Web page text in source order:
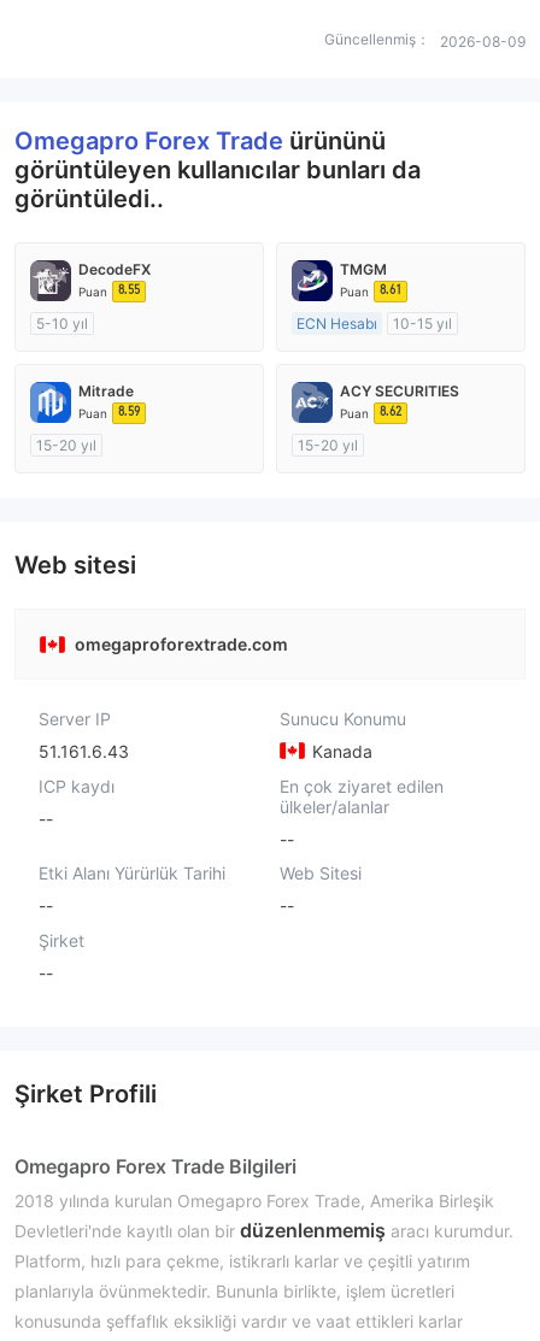
Güncellenmiş： 2026-08-09
Omegapro Forex Trade ürününü
görüntüleyen kullanıcılar bunları da
görüntüledi..
DecodeFX
Puan 8.55
5-10 yıl
Pazar Yapıcılık (MM)
MT4 Tam Lisans
TMGM
Puan 8.61
ECN Hesabı
10-15 yıl
Pazar Yapıcılık (MM)
MT4 Tam Lisans
Mitrade
Puan 8.59
15-20 yıl
ACY SECURITIES
Puan 8.62
15-20 yıl
Web sitesi
omegaproforextrade.com
Server IP
51.161.6.43
Sunucu Konumu
Kanada
ICP kaydı
--
En çok ziyaret edilen
ülkeler/alanlar
--
Etki Alanı Yürürlük Tarihi
--
Web Sitesi
--
Şirket
--
Şirket Profili
Omegapro Forex Trade Bilgileri
2018 yılında kurulan Omegapro Forex Trade, Amerika Birleşik
Devletleri'nde kayıtlı olan bir düzenlenmemiş aracı kurumdur.
Platform, hızlı para çekme, istikrarlı karlar ve çeşitli yatırım
planlarıyla övünmektedir. Bununla birlikte, işlem ücretleri
konusunda şeffaflık eksikliği vardır ve vaat ettikleri karlar